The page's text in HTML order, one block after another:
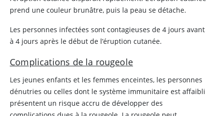
prend une couleur brunâtre, puis la peau se détache.
Les personnes infectées sont contagieuses de 4 jours avant
à 4 jours après le début de l’éruption cutanée.
Complications de la rougeole
Les jeunes enfants et les femmes enceintes, les personnes
dénutries ou celles dont le système immunitaire est affaibli
présentent un risque accru de développer des